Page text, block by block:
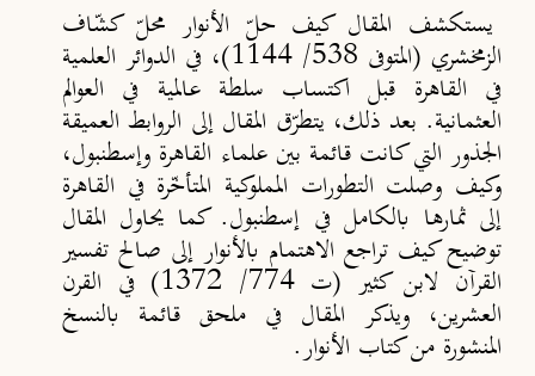
يستكشف المقال كيف حلّ الأنوار محلّ كشّاف
الزمخشري (المتوفى 538/ 1144)، في الدوائر العلمية
في القاهرة قبل اكتساب سلطة عالمية في العوالم
العثمانية. بعد ذلك، يتطرّق المقال إلى الروابط العميقة
الجذور التي كانت قائمة بين علماء القاهرة وإسطنبول،
وكيف وصلت التطورات المملوكية المتأخّرة في القاهرة
إلى ثمارها بالكامل في إسطنبول. كما يحاول المقال
توضيح كيف تراجع الاهتمام بالأنوار إلى صالح تفسير
القرآن لابن كثير (ت 774/ 1372) في القرن
العشرين، ويذكر المقال في ملحق قائمة بالنسخ
المنشورة من كتاب الأنوار.